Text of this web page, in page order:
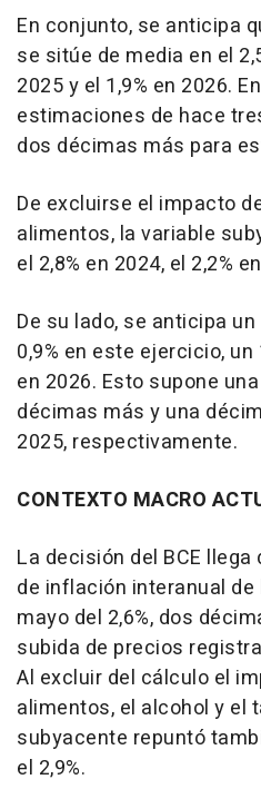
En conjunto, se anticipa
se sitúe de media en el
2025 y el 1,9% en 2026.
estimaciones de hace
dos décimas más para
De excluirse el impacto
alimentos, la variable
el 2,8% en 2024, el 2,2%
De su lado, se anticipa
0,9% en este ejercicio, un
en 2026. Esto supone
décimas más y una
2025, respectivamente.
CONTEXTO MACRO
La decisión del BCE
de inflación interanual
mayo del 2,6%, dos
subida de precios
Al excluir del cálculo el
alimentos, el alcohol y el
subyacente repuntó
el 2,9%.